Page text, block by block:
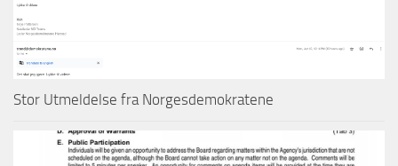
Stor Utmeldelse fra Norgesdemokratene